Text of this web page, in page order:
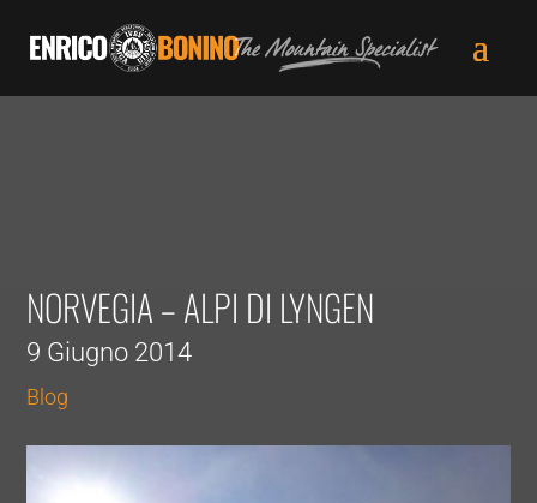
NORVEGIA – ALPI DI LYNGEN
9 Giugno 2014
Blog